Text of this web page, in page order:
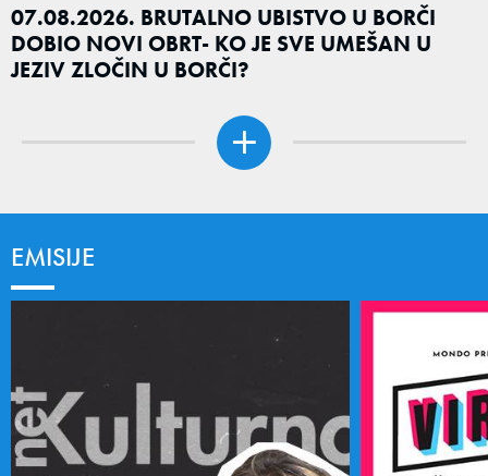
07.08.2026. BRUTALNO UBISTVO U BORČI
DOBIO NOVI OBRT- KO JE SVE UMEŠAN U
JEZIV ZLOČIN U BORČI?
EMISIJE